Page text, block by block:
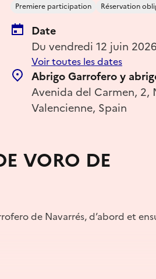
Premiere participation
Réservation
Date
Du vendredi 12 juin
Voir toutes les dates
Abrigo Garrofero y
Avenida del Carmen, 2,
Valencienne, Spain
VORO DE
de Navarrés, d’abord et